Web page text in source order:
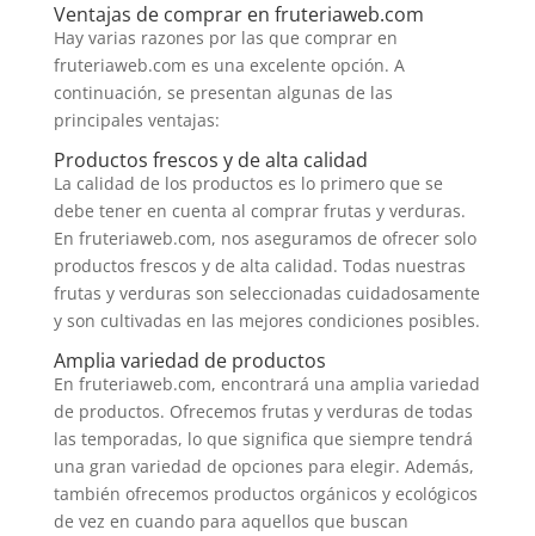
Ventajas de comprar en fruteriaweb.com
Hay varias razones por las que comprar en
fruteriaweb.com es una excelente opción. A
continuación, se presentan algunas de las
principales ventajas:
Productos frescos y de alta calidad
La calidad de los productos es lo primero que se
debe tener en cuenta al comprar frutas y verduras.
En fruteriaweb.com, nos aseguramos de ofrecer solo
productos frescos y de alta calidad. Todas nuestras
frutas y verduras son seleccionadas cuidadosamente
y son cultivadas en las mejores condiciones posibles.
Amplia variedad de productos
En fruteriaweb.com, encontrará una amplia variedad
de productos. Ofrecemos frutas y verduras de todas
las temporadas, lo que significa que siempre tendrá
una gran variedad de opciones para elegir. Además,
también ofrecemos productos orgánicos y ecológicos
de vez en cuando para aquellos que buscan